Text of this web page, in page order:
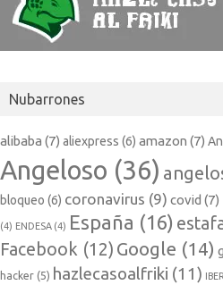
Nubarrones
alibaba (7) aliexpress (6) amazon (7)
Angeloso (36)
bloqueo (6) coronavirus (9) covid (7)
(4) ENDESA (4) España (16)
Facebook (12) Google (14)
hacker (5) hazlecasoalfriki (11)